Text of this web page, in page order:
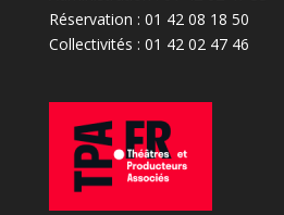
Réservation : 01 42 08 18 50
Collectivités : 01 42 02 47 46